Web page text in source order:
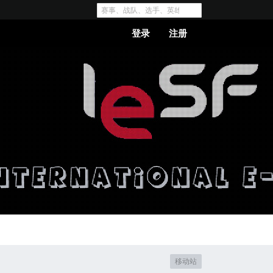
登录 注册
移动站